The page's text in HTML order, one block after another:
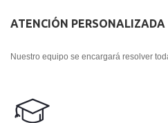
ATENCIÓN PERSONALIZADA
Nuestro equipo se encargará resolver